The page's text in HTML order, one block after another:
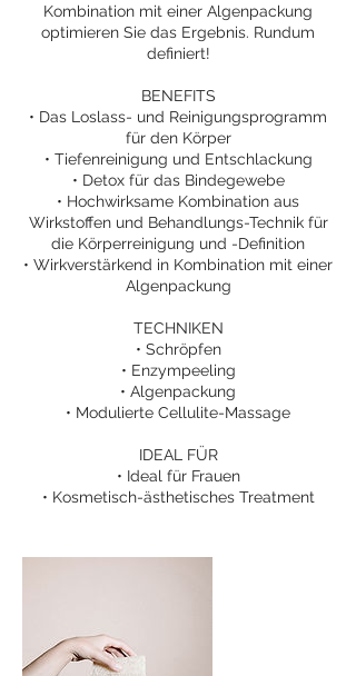
Kombination mit einer Algenpackung
optimieren Sie das Ergebnis. Rundum
definiert!
BENEFITS
• Das Loslass- und Reinigungsprogramm
für den Körper
• Tiefenreinigung und Entschlackung
• Detox für das Bindegewebe
• Hochwirksame Kombination aus
Wirkstoffen und Behandlungs-Technik für
die Körperreinigung und -Definition
• Wirkverstärkend in Kombination mit einer
Algenpackung
TECHNIKEN
• Schröpfen
• Enzympeeling
• Algenpackung
• Modulierte Cellulite-Massage
IDEAL FÜR
• Ideal für Frauen
• Kosmetisch-ästhetisches Treatment